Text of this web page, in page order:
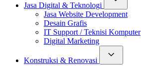
Jasa Digital & Teknologi
Jasa Website Development
Desain Grafis
IT Support / Teknisi Komputer
Digital Marketing
Konstruksi & Renovasi